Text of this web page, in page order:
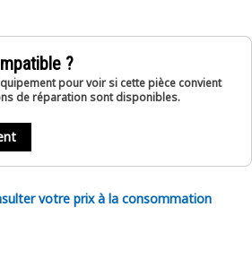
?
pour voir si cette pièce convient
de réparation sont disponibles.
votre prix à la consommation